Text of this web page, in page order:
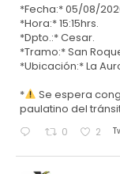
*Fecha:* 05/08/
*Hora:* 15:15hrs.
*Dpto.:* Cesar.
*Tramo:* San
*Ubicación:* La
*
Se espera
paulatino del
0 2